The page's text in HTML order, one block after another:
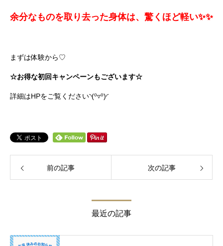
余分なものを取り去った身体は、驚くほど軽い✨✨
まずは体験から♡
☆お得な初回キャンペーンもございます☆
詳細はHPをご覧ください◝(⁰▿⁰)◜
前の記事 次の記事
最近の記事